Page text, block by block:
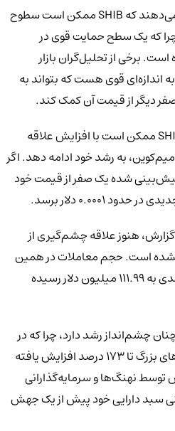
اکنون شاخص‌های فنی نشان می‌دهند که SHIB ممکن است سطوح
که یک سطح حمایت قوی در
است. برخی از تحلیل‌گران بازار
قوی هست که بتواند به
دیگر از قیمت آن کمک کند.
در صورت ادامه روند صعودی، SHIB ممکن است با افزایش علاقه
به رشد خود ادامه دهد. اگر
پیش‌بینی شده یک صفر از قیمت خود
دلار برسد.
هنوز علاقه چشم‌گیری از
است. حجم معاملات در همین
بازه زمانی با کاهش ۲۲.۹۳ درصدی به ۱۱۱.۹۹ میلیون دلار رسیده
چشم‌انداز رشد دارد، چرا که در
مقطعی از هفته حجم تراکنش‌های بزرگ تا ۱۷۳ درصد افزایش یافته
نهنگ‌ها و سرمایه‌گذارانی
سبد دارایی خود پیش از یک جهش